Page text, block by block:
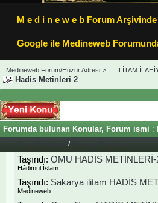
M e d i n e w e b Forum
Google ile Medineweb
Medineweb Forum/Huzur Adresi > ..::.İLİTAM
Hadis Metinleri 2
Forumda bulunan Konular, Forum ismi :
/
Taşındı: OMU HADİS METİNLERİ-
Hâdimul İslam
Taşındı: Sakarya ilitam HADİS
Medineweb